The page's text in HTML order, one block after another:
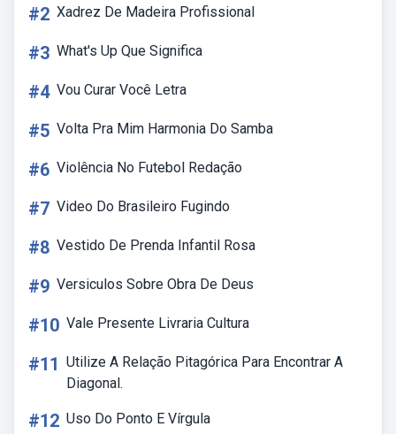
#2 Xadrez De Madeira Profissional
#3 What's Up Que Significa
#4 Vou Curar Você Letra
#5 Volta Pra Mim Harmonia Do Samba
#6 Violência No Futebol Redação
#7 Video Do Brasileiro Fugindo
#8 Vestido De Prenda Infantil Rosa
#9 Versiculos Sobre Obra De Deus
#10 Vale Presente Livraria Cultura
#11 Utilize A Relação Pitagórica Para Encontrar A
Diagonal.
#12 Uso Do Ponto E Vírgula